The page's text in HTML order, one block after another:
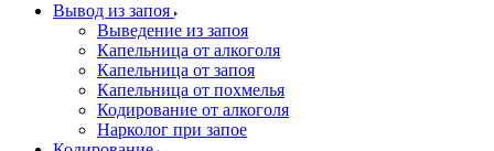
Вывод из запоя
Выведение из запоя
Капельница от алкоголя
Капельница от запоя
Капельница от похмелья
Кодирование от алкоголя
Нарколог при запое